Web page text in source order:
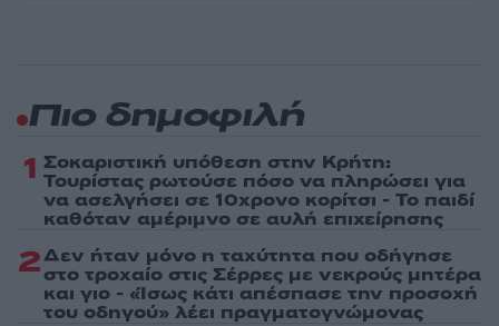
Πιο δημοφιλή
1 Σοκαριστική υπόθεση στην Κρήτη:
Τουρίστας ρωτούσε πόσο να πληρώσει για
να ασελγήσει σε 10χρονο κορίτσι - Το παιδί
καθόταν αμέριμνο σε αυλή επιχείρησης
2Δεν ήταν μόνο η ταχύτητα που οδήγησε
στο τροχαίο στις Σέρρες με νεκρούς μητέρα
και γιο - «Ίσως κάτι απέσπασε την προσοχή
του οδηγού» λέει πραγματογνώμονας